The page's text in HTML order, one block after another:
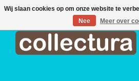
Wij slaan cookies op om onze website te
Nee
Meer over